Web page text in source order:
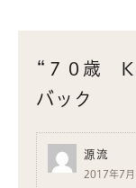
“７０歳
バック
源流
2017年7